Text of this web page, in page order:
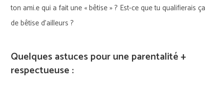
ton ami.e qui a fait une « bêtise » ? Est-ce que tu qualifierais ça
de bêtise d’ailleurs ?
Quelques astuces pour une parentalité +
respectueuse :